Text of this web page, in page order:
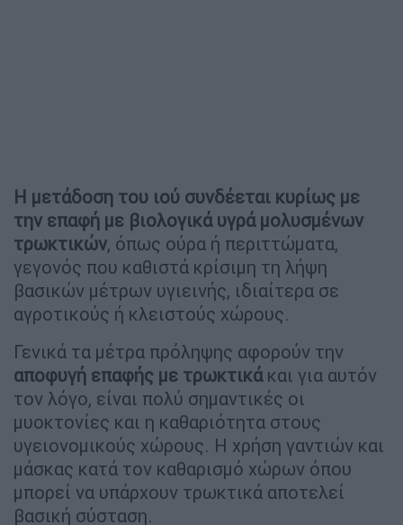
Η μετάδοση του ιού συνδέεται κυρίως με
την επαφή με βιολογικά υγρά μολυσμένων
τρωκτικών, όπως ούρα ή περιττώματα,
γεγονός που καθιστά κρίσιμη τη λήψη
βασικών μέτρων υγιεινής, ιδιαίτερα σε
αγροτικούς ή κλειστούς χώρους.
Γενικά τα μέτρα πρόληψης αφορούν την
αποφυγή επαφής με τρωκτικάκαι για αυτόν
τον λόγο, είναι πολύ σημαντικές οι
μυοκτονίες και η καθαριότητα στους
υγειονομικούς χώρους. Η χρήση γαντιών και
μάσκας κατά τον καθαρισμό χώρων όπου
μπορεί να υπάρχουν τρωκτικά αποτελεί
βασική σύσταση.